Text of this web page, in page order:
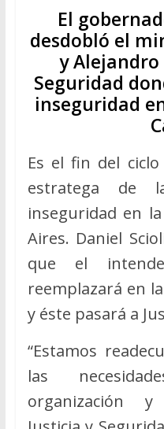
El
desdobló el
y Alejandro
Seguridad
inseguridad
Es el fin del
estratega de
inseguridad en
Aires. Daniel
que el
reemplazará en
y éste pasará a
“Estamos
las
organización